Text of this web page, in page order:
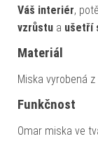
Váš interiér,
vzrůstu a ušetří
Materiál
Miska vyrobená z
Funkčnost
Omar miska ve